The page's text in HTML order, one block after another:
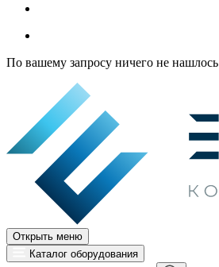
По вашему запросу ничего не нашлось
Открыть меню
Каталог оборудования